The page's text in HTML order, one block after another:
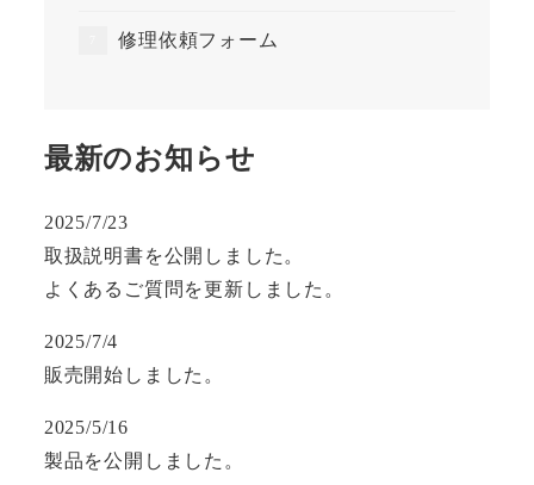
修理依頼フォーム
最新のお知らせ
2025/7/23
取扱説明書を公開しました。
よくあるご質問を更新しました。
2025/7/4
販売開始しました。
2025/5/16
製品を公開しました。